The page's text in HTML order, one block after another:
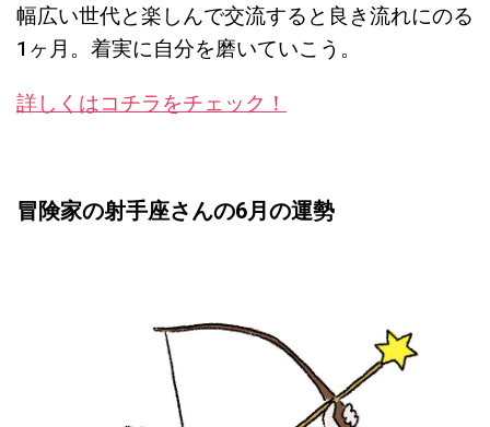
幅広い世代と楽しんで交流すると良き流れにのる
1ヶ月 。着実に自分を磨いていこう。
詳しくはコチラをチェック！
冒険家の射手座さんの6月の運勢